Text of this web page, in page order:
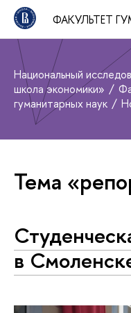
ФАКУЛЬТЕТ
Национальный
школа экономики»
гуманитарных наук
Тема
в